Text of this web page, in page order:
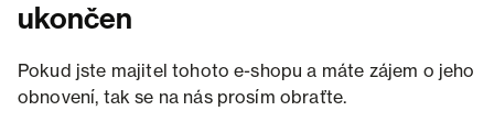
ukončen
Pokud jste majitel tohoto e-shopu a máte zájem o jeho
obnovení, tak se na nás prosím obraťte.